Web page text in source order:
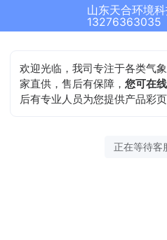
13276363035
欢迎光临，我司专注于各类气
家直供，售后有保障，您可在
后有专业人员为您提供产品彩
正在等待客